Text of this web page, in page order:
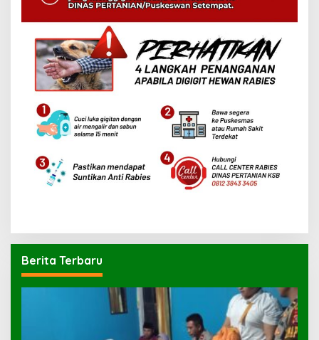
Berita Terbaru